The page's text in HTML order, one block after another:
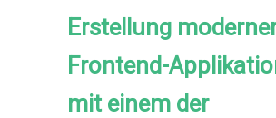
Erstellung
Frontend-
mit einem der